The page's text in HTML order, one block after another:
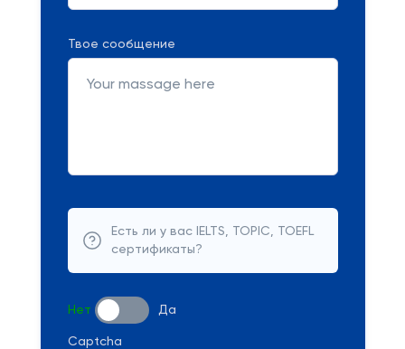
Твое сообщение
Есть ли у вас IELTS, TOPIC, TOEFL
сертификаты?
Нет Да
Captcha